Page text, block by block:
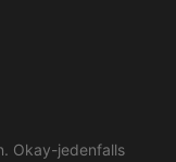
Okay-jedenfalls